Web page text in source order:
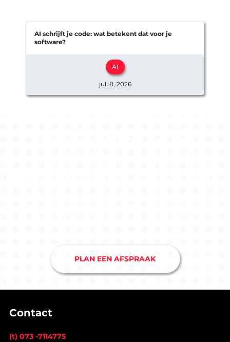
AI schrijft je code: wat betekent dat voor je
software?
AI
juli 8, 2026
PLAN EEN AFSPRAAK
Contact
(t) 073 -7114775